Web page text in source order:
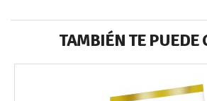
TAMBIÉN TE PUEDE